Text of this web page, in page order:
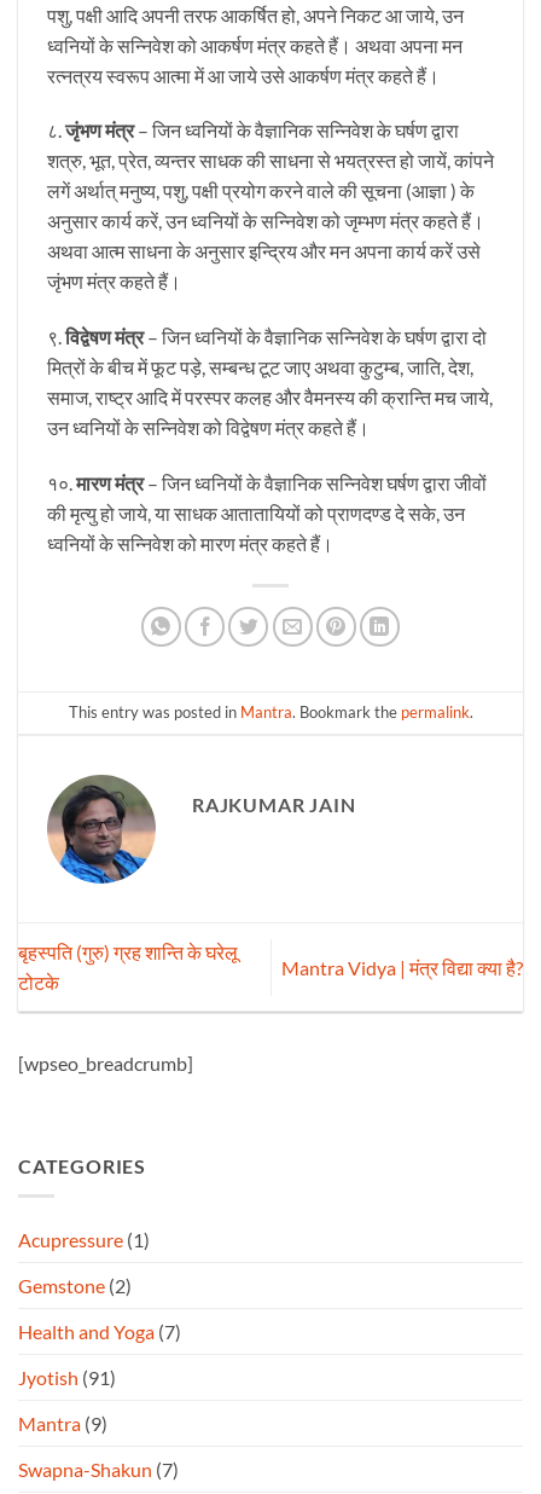
पशु, पक्षी आदि अपनी तरफ आकर्षित हो, अपने निकट आ जाये, उन
ध्वनियों के सन्निवेश को आकर्षण मंत्र कहते हैं। अथवा अपना मन
रत्नत्रय स्वरूप आत्मा में आ जाये उसे आकर्षण मंत्र कहते हैं।
८.जृंभण मंत्र– जिन ध्वनियों के वैज्ञानिक सन्निवेश के घर्षण द्वारा
शत्रु, भूत, प्रेत, व्यन्तर साधक की साधना से भयत्रस्त हो जायें, कांपने
लगें अर्थात् मनुष्य, पशु, पक्षी प्रयोग करने वाले की सूचना (आज्ञा ) के
अनुसार कार्य करें, उन ध्वनियों के सन्निवेश को जृम्भण मंत्र कहते हैं।
अथवा आत्म साधना के अनुसार इन्द्रिय और मन अपना कार्य करें उसे
जृंभण मंत्र कहते हैं।
९.विद्वेषण मंत्र– जिन ध्वनियों के वैज्ञानिक सन्निवेश के घर्षण द्वारा दो
मित्रों के बीच में फूट पड़े, सम्बन्ध टूट जाए अथवा कुटुम्ब, जाति, देश,
समाज, राष्ट्र आदि में परस्पर कलह और वैमनस्य की क्रान्ति मच जाये,
उन ध्वनियों के सन्निवेश को विद्वेषण मंत्र कहते हैं।
१०.मारण मंत्र– जिन ध्वनियों के वैज्ञानिक सन्निवेश घर्षण द्वारा जीवों
की मृत्यु हो जाये, या साधक आतातायियों को प्राणदण्ड दे सके, उन
ध्वनियों के सन्निवेश को मारण मंत्र कहते हैं।
This entry was posted in Mantra. Bookmark the permalink.
RAJKUMAR JAIN
बृहस्पति (गुरु) ग्रह शान्ति के घरेलू
टोटके
Mantra Vidya | मंत्र विद्या क्या है?
[wpseo_breadcrumb]
CATEGORIES
Acupressure (1)
Gemstone (2)
Health and Yoga (7)
Jyotish (91)
Mantra (9)
Swapna-Shakun (7)